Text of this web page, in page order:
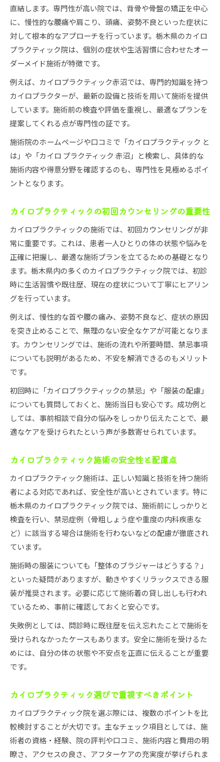
直結します。専門性が高い院では、背骨や骨盤の矯正を中心
に、慢性的な腰痛や肩こり、頭痛、姿勢不良といった症状に
対して根本的なアプローチを行っています。栃木県のカイロ
プラクティック院は、個別の症状や生活習慣に合わせたオー
ダーメイド施術が特徴です。
例えば、カイロプラクティック赤沼では、専門的知識を持つ
カイロプラクターが、最新の設備と技術を用いて施術を提供
しています。施術前の検査や評価を重視し、最適なプランを
提案してくれる点が専門性の証です。
施術院のホームページや口コミで「カイロプラクティック と
は」や「カイロ プラクティック 赤沼」と検索し、具体的な
施術内容や得意分野を確認するのも、専門性を見極めるポイ
ントとなります。
カイロプラクティックの初回カウンセリングの重要性
カイロプラクティックの施術では、初回カウンセリングが非
常に重要です。これは、患者一人ひとりの体の状態や悩みを
正確に把握し、最適な施術プランを立てるための基礎となり
ます。栃木県内の多くのカイロプラクティック院では、初診
時に生活習慣や既往歴、現在の症状について丁寧にヒアリン
グを行っています。
例えば、慢性的な首や腰の痛み、姿勢不良など、症状の原因
を突き止めることで、無理のない安全なケアが可能となりま
す。カウンセリングでは、施術の流れや所要時間、禁忌事項
についても説明があるため、不安を解消できるのもメリット
です。
初回時に「カイロプラクティックの禁忌」や「服装の配慮」
についても質問しておくと、施術当日も安心です。成功例と
しては、事前相談で自分の悩みをしっかり伝えたことで、最
適なケアを受けられたという声が多数寄せられています。
カイロプラクティック施術の安全性と配慮点
カイロプラクティック施術は、正しい知識と技術を持つ施術
者による対応であれば、安全性が高いとされています。特に
栃木県のカイロプラクティック院では、施術前にしっかりと
検査を行い、禁忌症例（骨粗しょう症や重度の内科疾患な
ど）に該当する場合は施術を行わないなどの配慮が徹底され
ています。
施術時の服装についても「整体のブラジャーはどうする？」
といった疑問がありますが、動きやすくリラックスできる服
装が推奨されます。必要に応じて施術着の貸し出しも行われ
ているため、事前に確認しておくと安心です。
失敗例としては、問診時に既往歴を伝え忘れたことで施術を
受けられなかったケースもあります。安全に施術を受けるた
めには、自分の体の状態や不安点を正直に伝えることが重要
です。
カイロプラクティック選びで重視すべきポイント
カイロプラクティック院を選ぶ際には、複数のポイントを比
較検討することが大切です。主なチェック項目としては、施
術者の資格・経験、院の評判や口コミ、施術内容と費用の明
瞭さ、アクセスの良さ、アフターケアの充実度が挙げられま